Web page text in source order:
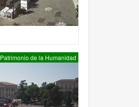
Patrimonio de la Humanidad